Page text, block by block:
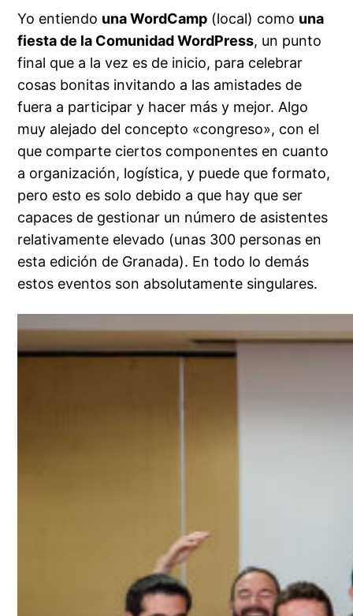
Yo entiendo una WordCamp (local) como una
fiesta de la Comunidad WordPress, un punto
final que a la vez es de inicio, para celebrar
cosas bonitas invitando a las amistades de
fuera a participar y hacer más y mejor. Algo
muy alejado del concepto «congreso», con el
que comparte ciertos componentes en cuanto
a organización, logística, y puede que formato,
pero esto es solo debido a que hay que ser
capaces de gestionar un número de asistentes
relativamente elevado (unas 300 personas en
esta edición de Granada). En todo lo demás
estos eventos son absolutamente singulares.